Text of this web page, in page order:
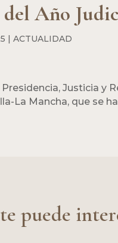
Año
|ACTUALIDAD
Justicia y
La Mancha, que se
puede